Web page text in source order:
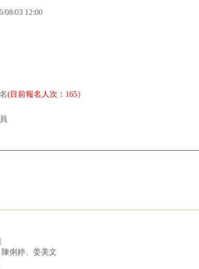
08/03 12:00
(目前報名人次：165）
俐婷、姜美文